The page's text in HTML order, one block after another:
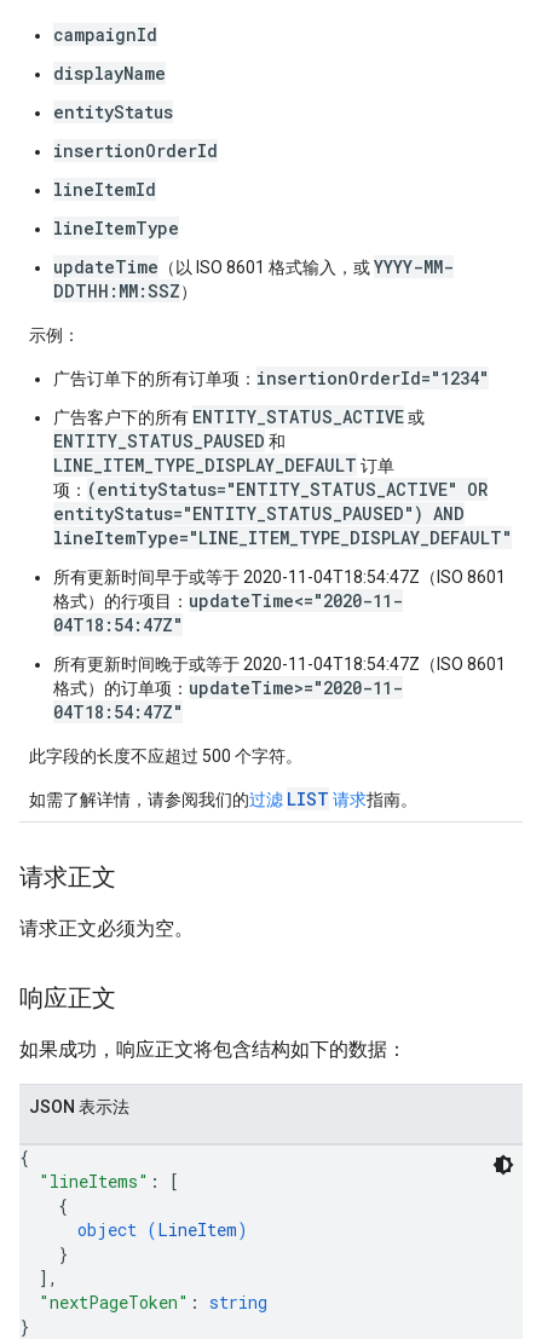
campaignId
displayName
entityStatus
insertionOrderId
lineItemId
lineItemType
updateTime （以 ISO 8601 格式输入，或YYYY-MM-
DDTHH:MM:SSZ）
示例：
广告订单下的所有订单项： insertionOrderId="1234"
广告客户下的所有 ENTITY_STATUS_ACTIVE或
ENTITY_STATUS_PAUSED 和
LINE_ITEM_TYPE_DISPLAY_DEFAULT 订单
项： (entityStatus="ENTITY_STATUS_ACTIVE" OR
entityStatus="ENTITY_STATUS_PAUSED") AND
lineItemType="LINE_ITEM_TYPE_DISPLAY_DEFAULT"
所有更新时间早于或等于 2020-11-04T18:54:47Z（ISO 8601
格式）的行项目： updateTime<="2020-11-
04T18:54:47Z"
所有更新时间晚于或等于 2020-11-04T18:54:47Z（ISO 8601
格式）的订单项： updateTime>="2020-11-
04T18:54:47Z"
此字段的长度不应超过 500 个字符。
如需了解详情，请参阅我们的过滤 LIST 请求指南。
请求正文
请求正文必须为空。
响应正文
如果成功，响应正文将包含结构如下的数据：
JSON 表示法
{
"lineItems" :
[
{
object (LineItem)
}
] ,
"nextPageToken" : string
}